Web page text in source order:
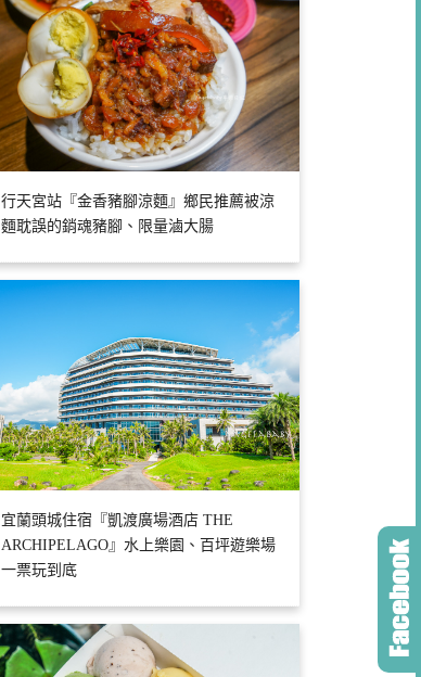
行天宮站『金香豬腳涼麵』鄉民推薦被涼
麵耽誤的銷魂豬腳、限量滷大腸
宜蘭頭城住宿『凱渡廣場酒店 THE
ARCHIPELAGO』水上樂園、百坪遊樂場
一票玩到底